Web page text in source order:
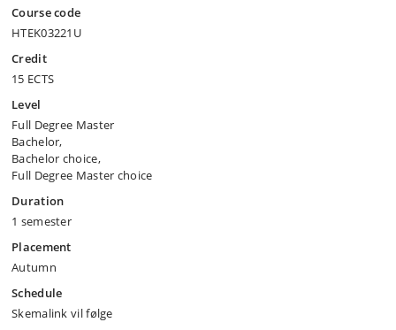
Course code
HTEK03221U
Credit
15 ECTS
Level
Full Degree Master
Bachelor,
Bachelor choice,
Full Degree Master choice
Duration
1 semester
Placement
Autumn
Schedule
Skemalink vil følge